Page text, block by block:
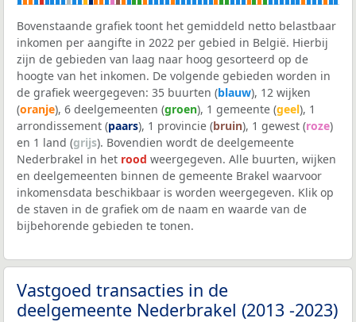
Bovenstaande grafiek toont het gemiddeld netto belastbaar
inkomen per aangifte in 2022 per gebied in België. Hierbij
zijn de gebieden van laag naar hoog gesorteerd op de
hoogte van het inkomen. De volgende gebieden worden in
de grafiek weergegeven: 35 buurten (blauw), 12 wijken
(oranje), 6 deelgemeenten (groen), 1 gemeente (geel), 1
arrondissement (paars), 1 provincie (bruin), 1 gewest (roze)
en 1 land (grijs). Bovendien wordt de deelgemeente
Nederbrakel in het rood weergegeven. Alle buurten, wijken
en deelgemeenten binnen de gemeente Brakel waarvoor
inkomensdata beschikbaar is worden weergegeven. Klik op
de staven in de grafiek om de naam en waarde van de
bijbehorende gebieden te tonen.
Vastgoed transacties in de
deelgemeente Nederbrakel (2013 -2023)